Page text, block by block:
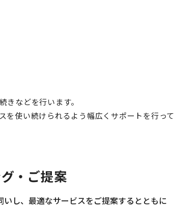
などを行います。
を使い続けられるよう幅広くサポートを行って
・ご提案
いし、最適なサービスをご提案するとともに